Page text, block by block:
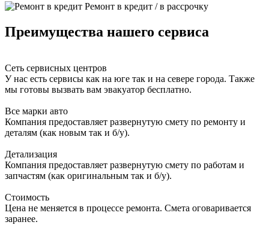
Ремонт в кредит / в рассрочку
Преимущества нашего сервиса
Сеть сервисных центров
У нас есть сервисы как на юге так и на севере города. Также
мы готовы вызвать вам эвакуатор бесплатно.
Все марки авто
Компания предоставляет развернутую смету по ремонту и
деталям (как новым так и б/у).
Детализация
Компания предоставляет развернутую смету по работам и
запчастям (как оригинальным так и б/у).
Стоимость
Цена не меняется в процессе ремонта. Смета оговаривается
заранее.